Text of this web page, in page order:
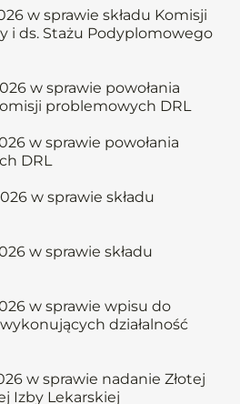
w sprawie składu Komisji
i ds. Stażu Podyplomowego
w sprawie powołania
problemowych DRL
w sprawie powołania
DRL
w sprawie składu
w sprawie składu
w sprawie wpisu do
działalność
w sprawie nadanie Złotej
Izby Lekarskiej